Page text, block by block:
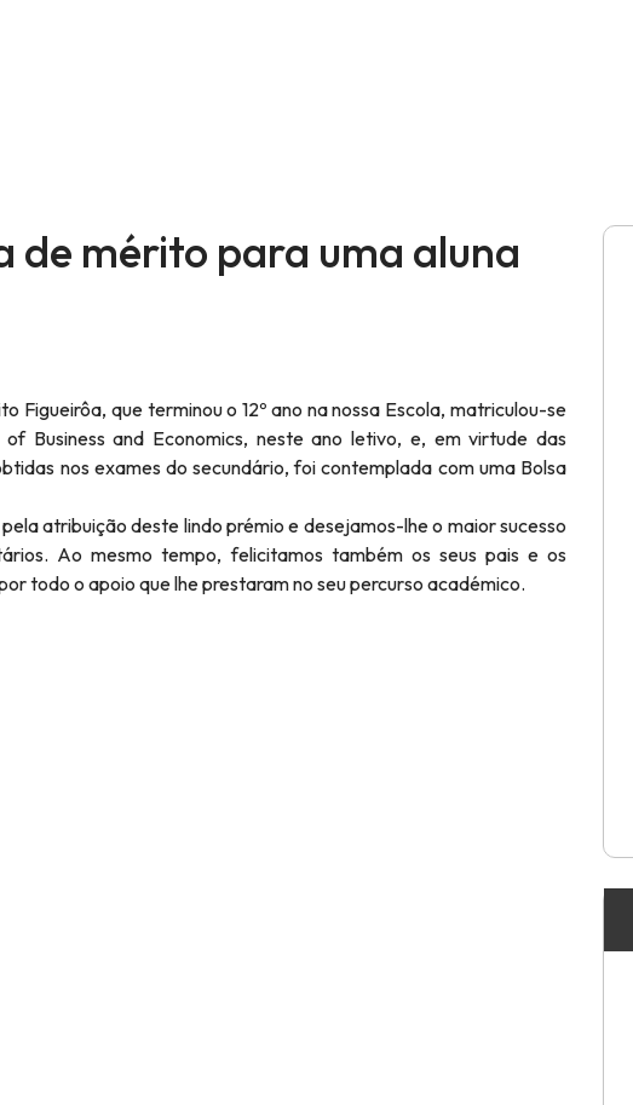
de mérito para uma aluna
Figueirôa, que terminou o 12º ano na nossa Escola, matriculou-se
Business and Economics, neste ano letivo, e, em virtude das
nos exames do secundário, foi contemplada com uma Bolsa
atribuição deste lindo prémio e desejamos-lhe o maior sucesso
Ao mesmo tempo, felicitamos também os seus pais e os
todo o apoio que lhe prestaram no seu percurso académico.